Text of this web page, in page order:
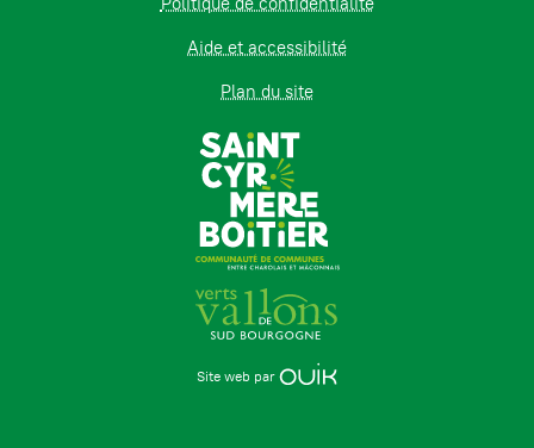
Aide et accessibilité
Plan du site
Site web par